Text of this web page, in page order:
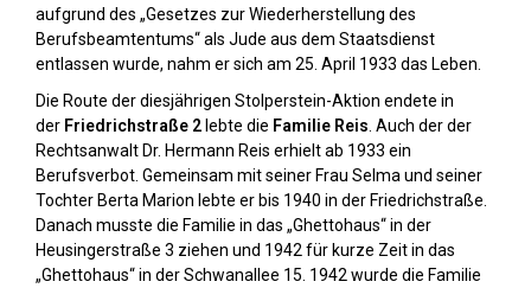
aufgrund des „Gesetzes zur Wiederherstellung des
Berufsbeamtentums“ als Jude aus dem Staatsdienst
entlassen wurde, nahm er sich am 25. April 1933 das Leben.
Die Route der diesjährigen Stolperstein-Aktion endete in
der Friedrichstraße 2lebte die Familie Reis . Auch der der
Rechtsanwalt Dr. Hermann Reis erhielt ab 1933 ein
Berufsverbot. Gemeinsam mit seiner Frau Selma und seiner
Tochter Berta Marion lebte er bis 1940 in der Friedrichstraße.
Danach musste die Familie in das „Ghettohaus“ in der
Heusingerstraße 3 ziehen und 1942 für kurze Zeit in das
„Ghettohaus“ in der Schwanallee 15. 1942 wurde die Familie